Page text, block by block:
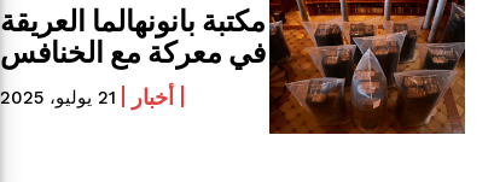
مكتبة بانونهالما العريقة
في معركة مع الخنافس
أخبار 21 يوليو، 2025